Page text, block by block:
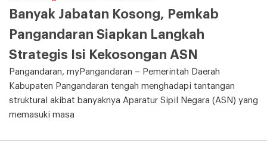
Banyak Jabatan Kosong, Pemkab
Pangandaran Siapkan Langkah
Strategis Isi Kekosongan ASN
Pangandaran, myPangandaran – Pemerintah Daerah
Kabupaten Pangandaran tengah menghadapi tantangan
struktural akibat banyaknya Aparatur Sipil Negara (ASN) yang
memasuki masa